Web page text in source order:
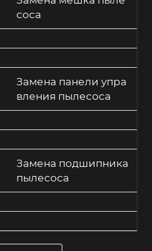
соса
Замена панели упра
вления пылесоса
Замена подшипника
пылесоса